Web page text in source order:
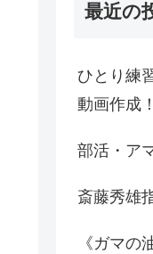
最近の
ひとり練
動画作成！
部活・ア
斎藤秀雄
《ガマの